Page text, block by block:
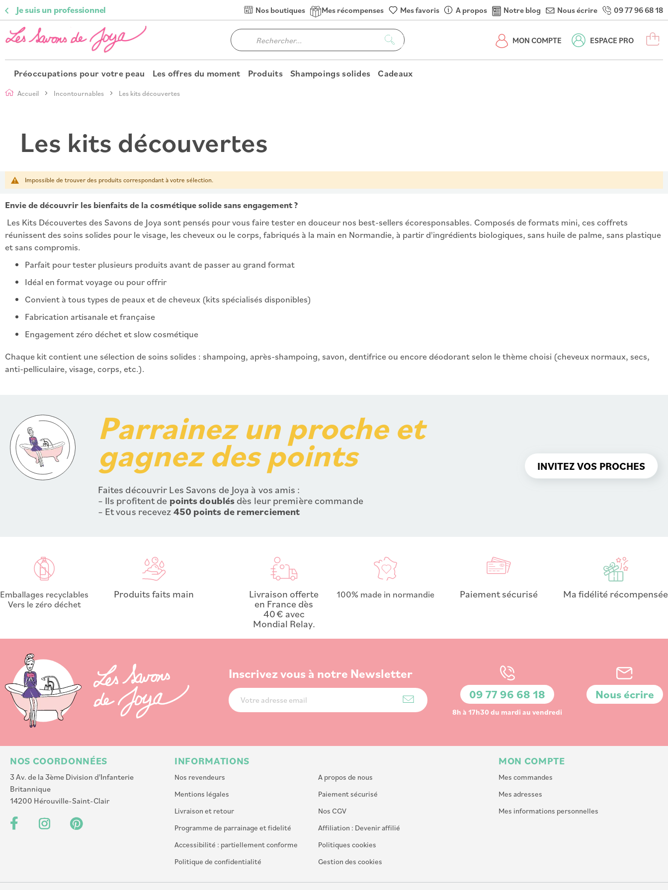
Je suis un professionnel Nos boutiques Mes récompenses Mes favoris A propos Notre blog Nous écrire 09 77 96 68 18
MON COMPTE ESPACE PRO
Préoccupations pour votre peau Les offres du moment Produits Shampoings solides Cadeaux
Accueil Incontournables Les kits découvertes
Les kits découvertes
Impossible de trouver des produits correspondant à votre sélection.
Envie de découvrir les bienfaits de la cosmétique solide sans engagement ?
Les Kits Découvertes des Savons de Joya sont pensés pour vous faire tester en douceur nos best-sellers écoresponsables. Composés de formats mini, ces coffrets
réunissent des soins solides pour le visage, les cheveux ou le corps, fabriqués à la main en Normandie, à partir d'ingrédients biologiques, sans huile de palme, sans plastique
et sans compromis.
Parfait pour tester plusieurs produits avant de passer au grand format
Idéal en format voyage ou pour offrir
Convient à tous types de peaux et de cheveux (kits spécialisés disponibles)
Fabrication artisanale et française
Engagement zéro déchet et slow cosmétique
Chaque kit contient une sélection de soins solides : shampoing, après-shampoing, savon, dentifrice ou encore déodorant selon le thème choisi (cheveux normaux, secs,
anti-pelliculaire, visage, corps, etc.).
Parrainez un proche et
gagnez des points
Faites découvrir Les Savons de Joya à vos amis :
– Ils profitent de points doublés dès leur première commande
– Et vous recevez 450 points de remerciement
INVITEZ VOS PROCHES
Emballages recyclables
Vers le zéro déchet
Produits faits main
Livraison offerte
en France dès
40 € avec
Mondial Relay.
100% made in normandie Paiement sécurisé Ma fidélité récompensée
Inscrivez vous à notre Newsletter
Inscription
à
09 77 96 68 18
8h à 17h30 du mardi au vendredi
Nous écrire
NOS COORDONNÉES
3 Av. de la 3ème Division d'Infanterie
Britannique
14200 Hérouville-Saint-Clair
INFORMATIONS
Nos revendeurs
A propos de nous
Mentions légales
Paiement sécurisé
Livraison et retour
Nos CGV
Programme de parrainage et fidelité
Affiliation : Devenir affilié
Accessibilité : partiellement conforme
Politiques cookies
Politique de confidentialité
Gestion des cookies
MON COMPTE
Mes commandes
Mes adresses
Mes informations personnelles